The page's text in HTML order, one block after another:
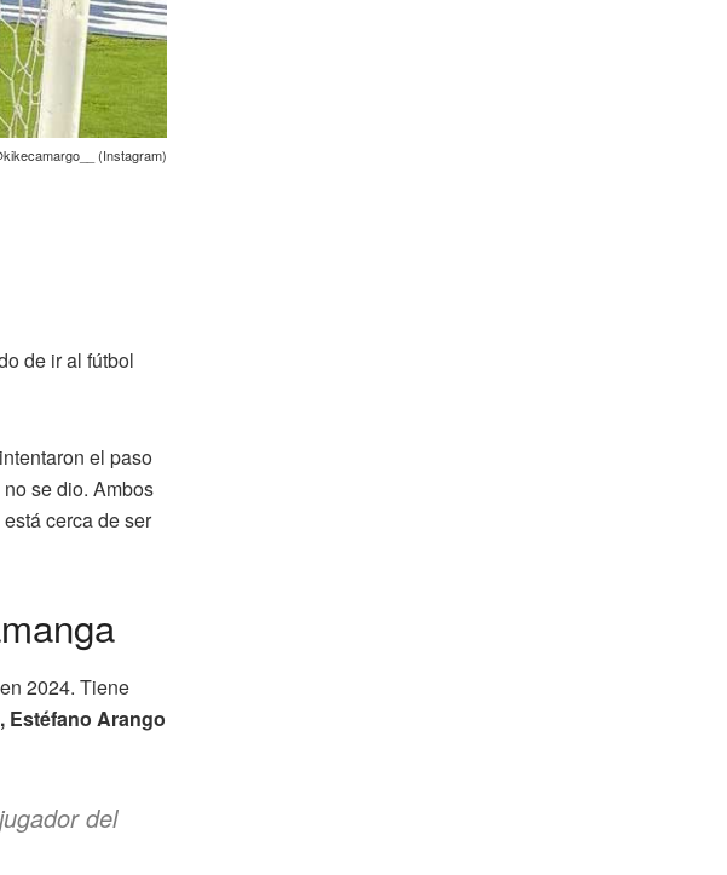
(Instagram)
de ir al fútbol
intentaron el paso
se dio. Ambos
cerca de ser
2024. Tiene
Estéfano Arango
del